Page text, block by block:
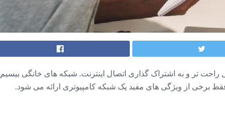
راحت تر و به اشتراک گذاری اتصال اینترنت. شبکه های خانگی بیسیم
برخی از ویژگی های مفید یک شبکه کامپیوتری ارائه می شود.